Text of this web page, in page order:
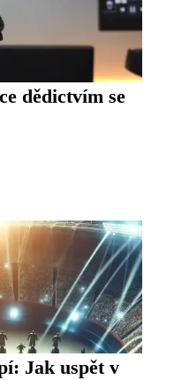
dědictvím se
Jak uspět v